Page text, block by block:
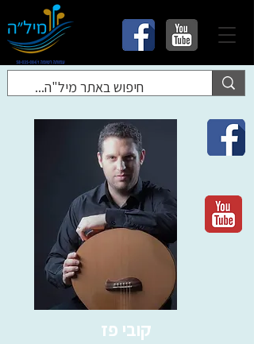
קובי פז